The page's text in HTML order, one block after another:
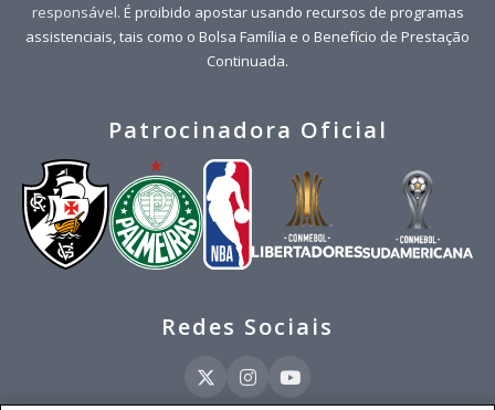
responsável. É proibido apostar usando recursos de programas
assistenciais, tais como o Bolsa Família e o Benefício de Prestação
Continuada.
Patrocinadora Oficial
Redes Sociais